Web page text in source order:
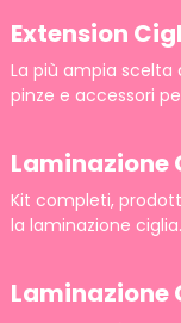
Extension
La più ampia scelta
pinze e accessori
Laminazione
Kit completi,
la laminazione ciglia.
Laminazione